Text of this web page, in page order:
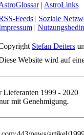
| AstroLinks
Feeds | Soziale
|
Stefan Deiters
Website wird auf
Lieferanten 1999 - 2020
mit Genehmigung.